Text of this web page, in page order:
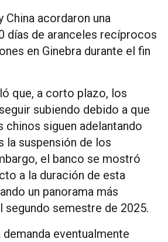
China acordaron una
días de aranceles recíprocos
en Ginebra durante el fin
que, a corto plazo, los
subiendo debido a que
chinos siguen adelantando
la suspensión de los
el banco se mostró
a la duración de esta
un panorama más
segundo semestre de 2025.
demanda eventualmente